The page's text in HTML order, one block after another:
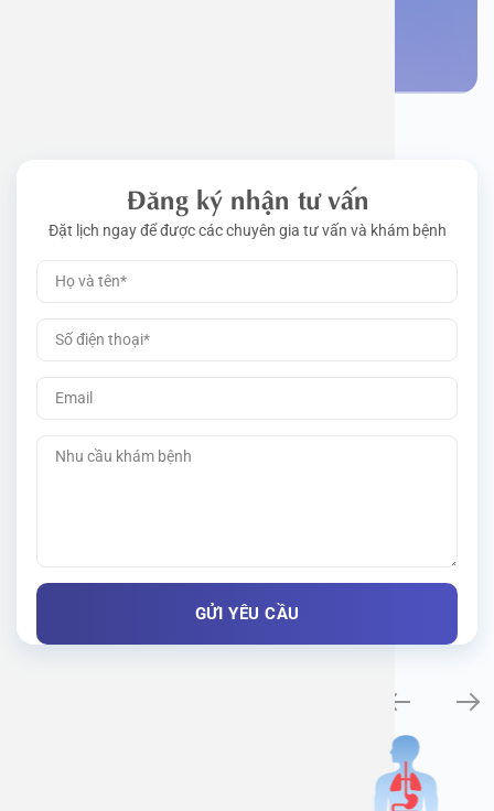
Đăng ký nhận tư vấn
Đặt lịch ngay để được các chuyên gia tư vấn và khám bệnh